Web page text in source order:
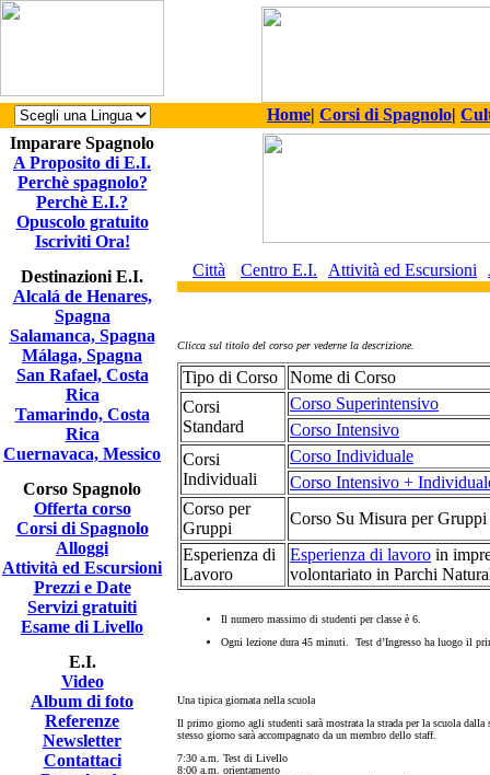
Home| Corsi di Spagnolo|
Imparare Spagnolo
A Proposito di E.I.
Perchè spagnolo?
Perchè E.I.?
Opuscolo gratuito
Iscriviti Ora!
Destinazioni E.I.
Alcalá de Henares,
Spagna
Salamanca, Spagna
Málaga, Spagna
San Rafael, Costa
Rica
Tamarindo, Costa
Rica
Cuernavaca, Messico
Corso Spagnolo
Offerta corso
Corsi di Spagnolo
Alloggi
Attività ed Escursioni
Prezzi e Date
Servizi gratuiti
Esame di Livello
E.I.
Video
Album di foto
Referenze
Newsletter
Contattaci
Città Centro E.I. Attività ed Escursioni
Clicca sul titolo del corso per vederne la descrizione.
Tipo di Corso
Nome di Corso
Corsi
Standard
Corso Superintensivo
Corso Intensivo
Corsi
Individuali
Corso Individuale
Corso Intensivo +
Corso per
Gruppi
Corso Su Misura per Gruppi
Esperienza di
Lavoro
Esperienza di lavoro in
volontariato in Parchi
Il numero massimo di studenti per classe è 6.
Ogni lezione dura 45 minuti. Test d’Ingresso ha luogo il
Una tipica giornata nella scuola
Il primo giorno agli studenti sarà mostrata la strada per la scuola
stesso giorno sarà accompagnato da un membro dello staff.
7:30 a.m. Test di Livello
8:00 a.m. orientamento